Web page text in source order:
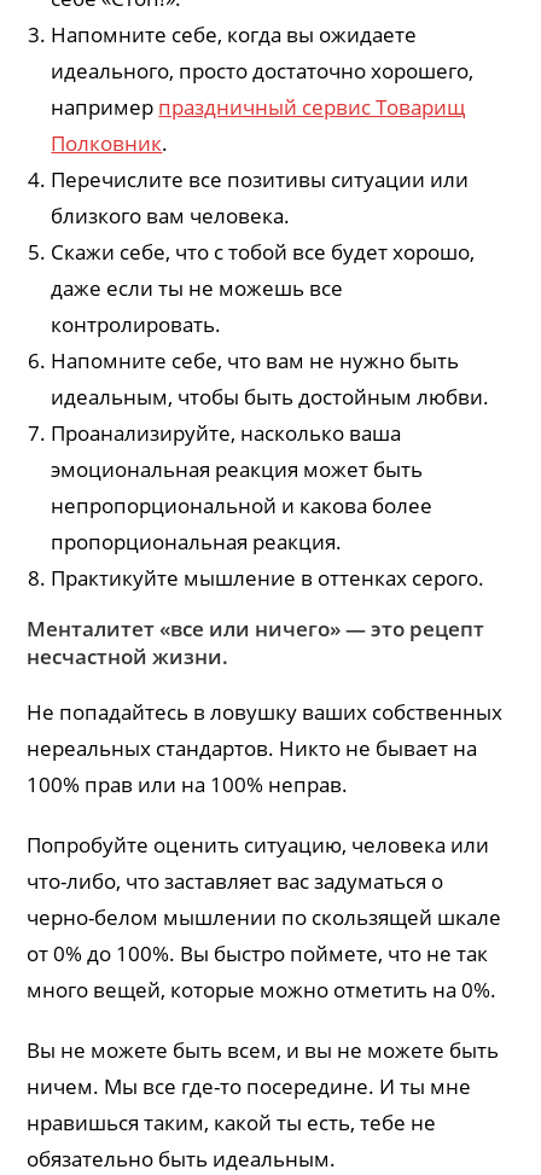
Напомните себе, когда вы ожидаете
идеального, просто достаточно хорошего,
например праздничный сервис Товарищ
Полковник.
Перечислите все позитивы ситуации или
близкого вам человека.
Скажи себе, что с тобой все будет хорошо,
даже если ты не можешь все
контролировать.
Напомните себе, что вам не нужно быть
идеальным, чтобы быть достойным любви.
Проанализируйте, насколько ваша
эмоциональная реакция может быть
непропорциональной и какова более
пропорциональная реакция.
Практикуйте мышление в оттенках серого.
Менталитет «все или ничего» — это рецепт
несчастной жизни.
Не попадайтесь в ловушку ваших собственных
нереальных стандартов. Никто не бывает на
100% прав или на 100% неправ.
Попробуйте оценить ситуацию, человека или
что-либо, что заставляет вас задуматься о
черно-белом мышлении по скользящей шкале
от 0% до 100%. Вы быстро поймете, что не так
много вещей, которые можно отметить на 0%.
Вы не можете быть всем, и вы не можете быть
ничем. Мы все где-то посередине. И ты мне
нравишься таким, какой ты есть, тебе не
обязательно быть идеальным.